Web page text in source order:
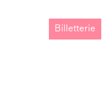
Billetterie